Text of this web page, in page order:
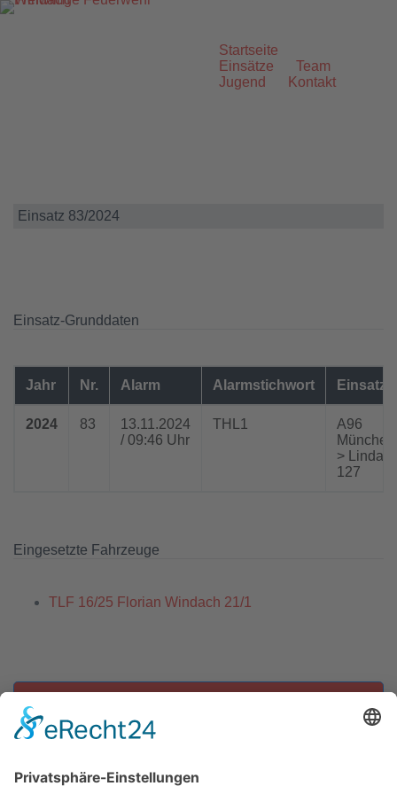
Zum
Startseite
Einsätze
Team
Jugend
Kontakt
Einsatz 83/2024
Einsatz-Grunddaten
Jahr Nr. Alarm Alarmstichwort
2024 83
13.11.2024
/ 09:46 Uhr
THL1
A96
München
> Lindau
127
Eingesetzte Fahrzeuge
TLF 16/25 Florian Windach 21/1